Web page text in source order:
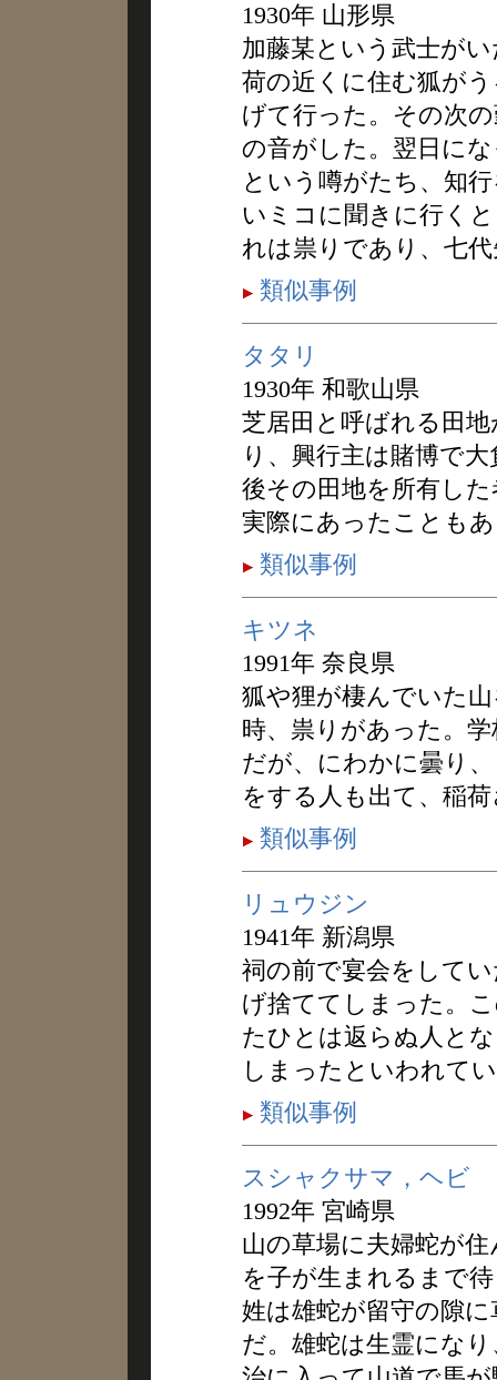
1930年 山形県
加藤某という武士が
荷の近くに住む狐が
げて行った。その次
の音がした。翌日に
という噂がたち、知
いミコに聞きに行く
れは祟りであり、七
類似事例
タタリ
1930年 和歌山県
芝居田と呼ばれる田
り、興行主は賭博で
後その田地を所有し
実際にあったことも
類似事例
キツネ
1991年 奈良県
狐や狸が棲んでいた
時、祟りがあった。
だが、にわかに曇り
をする人も出て、稲
類似事例
リュウジン
1941年 新潟県
祠の前で宴会をして
げ捨ててしまった。
たひとは返らぬ人と
しまったといわれて
類似事例
スシャクサマ，ヘビ
1992年 宮崎県
山の草場に夫婦蛇が
を子が生まれるまで
姓は雄蛇が留守の隙
だ。雄蛇は生霊にな